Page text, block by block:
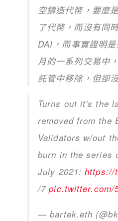
空鑄造代幣，要麼
了代幣，而沒有同
DAI，而事實證明
月的一系列交易中
託管中移除，但卻
Turns out it's the
removed from the
Validators w/out
burn in the series
July 2021:https://
/7pic.twitter.com/
— bartek.eth